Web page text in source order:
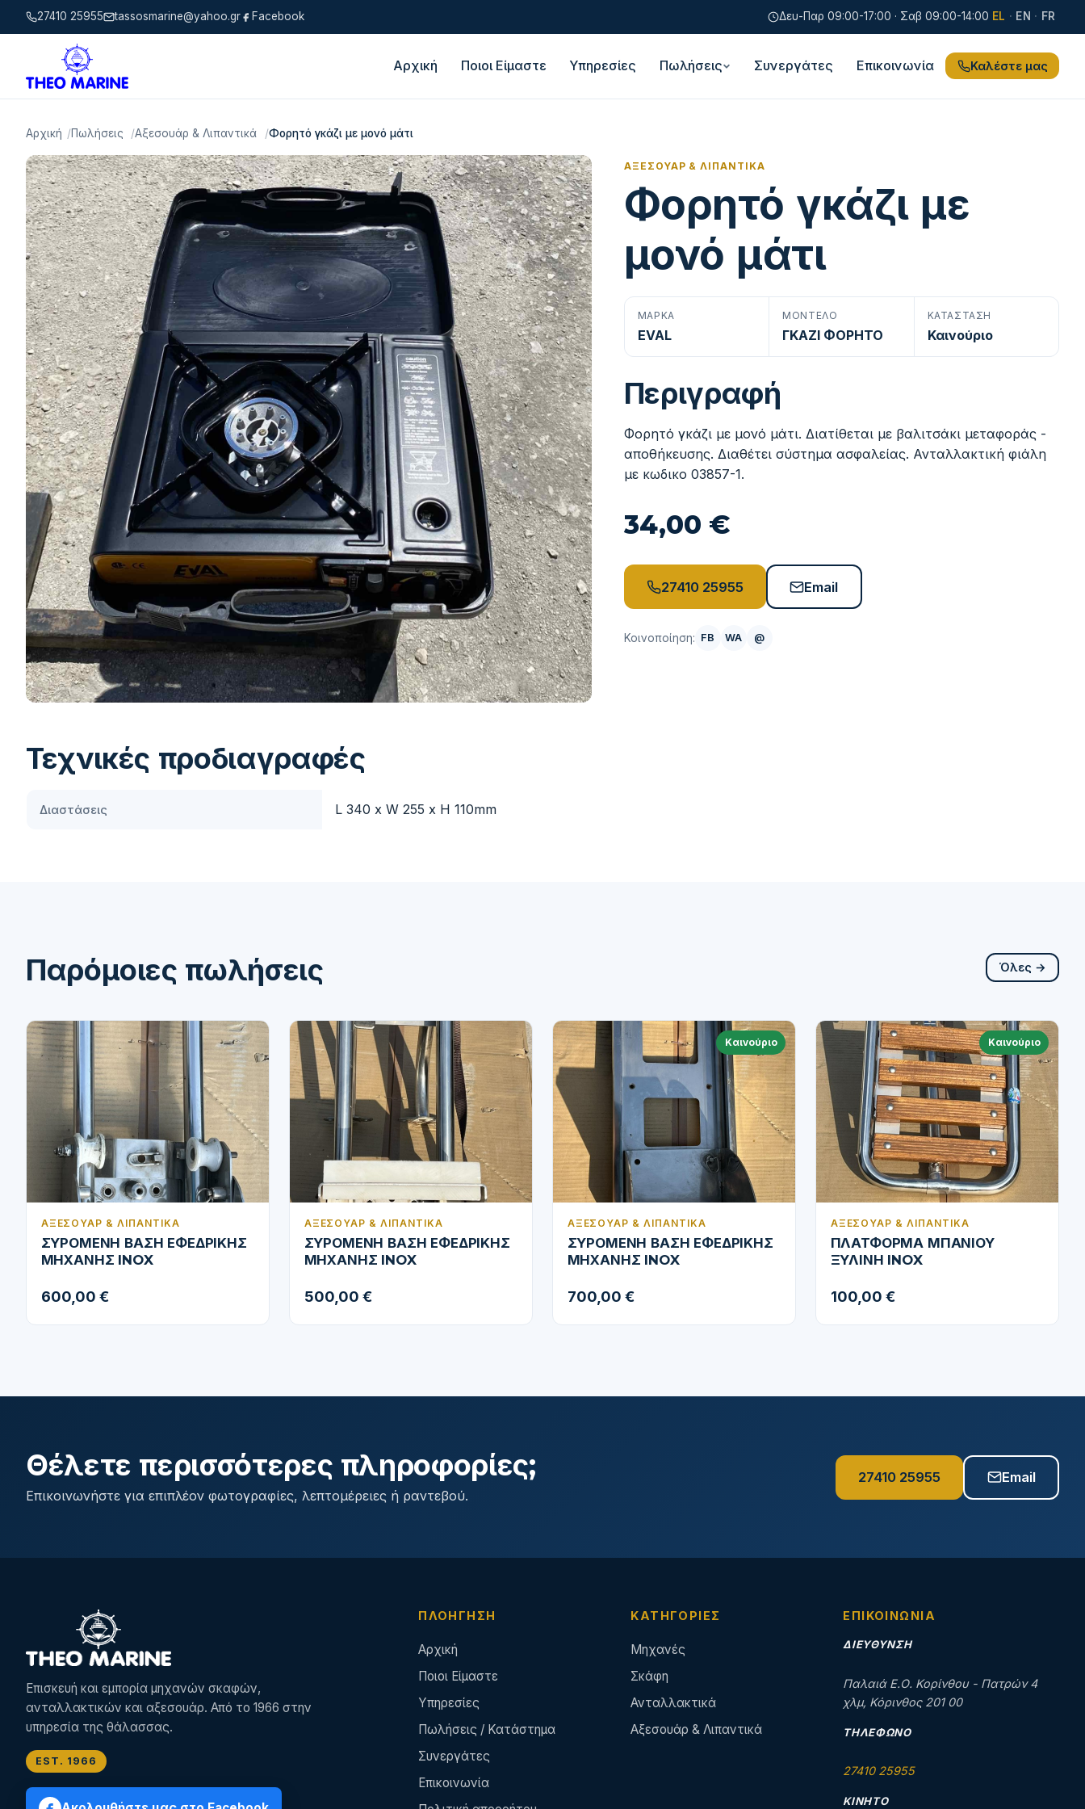
27410 25955 tassosmarine@yahoo.gr Facebook Δευ-Παρ 09:00-17:00 · Σαβ 09:00-14:00 EL · EN · FR
Αρχική Ποιοι Είμαστε Υπηρεσίες Πωλήσεις Συνεργάτες Επικοινωνία Καλέστε μας
Αρχική Πωλήσεις Αξεσουάρ & Λιπαντικά Φορητό γκάζι με μονό μάτι
ΑΞΕΣΟΥΆΡ & ΛΙΠΑΝΤΙΚΆ
Φορητό γκάζι με
μονό μάτι
ΜΆΡΚΑ
EVAL
ΜΟΝΤΈΛΟ
ΓΚΑΖΙ ΦΟΡΗΤΟ
ΚΑΤΆΣΤΑΣΗ
Καινούριο
Περιγραφή
Φορητό γκάζι με μονό μάτι. Διατίθεται με βαλιτσάκι μεταφοράς -
αποθήκευσης. Διαθέτει σύστημα ασφαλείας. Ανταλλακτική φιάλη
με κωδικο 03857-1.
34,00 €
27410 25955 Email
Κοινοποίηση: FB WA @
Τεχνικές προδιαγραφές
Διαστάσεις L 340 x W 255 x H 110mm
Παρόμοιες πωλήσεις Όλες →
ΑΞΕΣΟΥΆΡ & ΛΙΠΑΝΤΙΚΆ
ΣΥΡΟΜΕΝΗ ΒΑΣΗ ΕΦΕΔΡΙΚΗΣ
ΜΗΧΑΝΗΣ INOX
600,00 €
ΑΞΕΣΟΥΆΡ & ΛΙΠΑΝΤΙΚΆ
ΣΥΡΟΜΕΝΗ ΒΑΣΗ ΕΦΕΔΡΙΚΗΣ
ΜΗΧΑΝΗΣ INOX
500,00 €
Καινούριο
ΑΞΕΣΟΥΆΡ & ΛΙΠΑΝΤΙΚΆ
ΣΥΡΟΜΕΝΗ ΒΑΣΗ ΕΦΕΔΡΙΚΗΣ
ΜΗΧΑΝΗΣ INOX
700,00 €
Καινούριο
ΑΞΕΣΟΥΆΡ & ΛΙΠΑΝΤΙΚΆ
ΠΛΑΤΦΟΡΜΑ ΜΠΑΝΙΟΥ
ΞΥΛΙΝΗ INOX
100,00 €
Θέλετε περισσότερες πληροφορίες;
Επικοινωνήστε για επιπλέον φωτογραφίες, λεπτομέρειες ή ραντεβού.
27410 25955 Email
Επισκευή και εμπορία μηχανών σκαφών,
ανταλλακτικών και αξεσουάρ. Από το 1966 στην
υπηρεσία της θάλασσας.
EST. 1966
ΠΛΟΉΓΗΣΗ
Αρχική
Ποιοι Είμαστε
Υπηρεσίες
Πωλήσεις / Κατάστημα
Συνεργάτες
Επικοινωνία
ΚΑΤΗΓΟΡΊΕΣ
Μηχανές
Σκάφη
Ανταλλακτικά
Αξεσουάρ & Λιπαντικά
ΕΠΙΚΟΙΝΩΝΊΑ
ΔΙΕΎΘΥΝΣΗ
Παλαιά Ε.Ο. Κορίνθου - Πατρών 4
χλμ, Κόρινθος 201 00
ΤΗΛΈΦΩΝΟ
27410 25955
ΚΙΝΗΤΌ